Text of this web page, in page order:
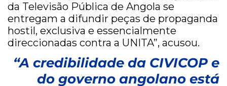
da Televisão Pública de Angola se
entregam a difundir peças de propaganda
hostil, exclusiva e essencialmente
direccionadas contra a UNITA”, acusou.
“A credibilidade da CIVICOP e
do governo angolano está